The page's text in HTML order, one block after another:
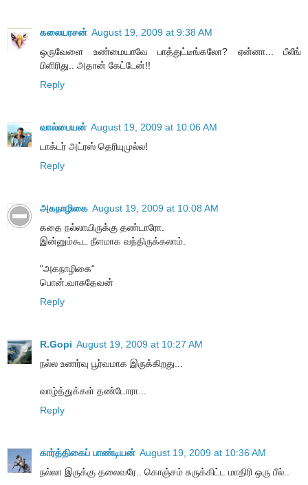
கலையரசன் August 19, 2009 at 9:38 AM
ஒருவேளை உண்மையாவே பாத்துட்டீங்கலோ? ஏன்னா... பீலீங்
பிளிரிது.. அதான் கேட்டேன்!!
Reply
வால்பையன் August 19, 2009 at 10:06 AM
டாக்டர் அட்ரஸ் தெரியுமுல்ல!
Reply
அகநாழிகை August 19, 2009 at 10:08 AM
கதை நல்லாயிருக்கு தண்டாரோ.
இன்னும்கூட நீளமாக வந்திருக்கலாம்.
“அகநாழிகை“
பொன்.வாசுதேவன்
Reply
R.Gopi August 19, 2009 at 10:27 AM
நல்ல உணர்வு பூர்வமாக இருக்கிறது...
வாழ்த்துக்கள் தண்டோரா...
Reply
கார்த்திகைப் பாண்டியன் August 19, 2009 at 10:36 AM
நல்லா இருக்கு தலைவரே.. கொஞ்சம் சுருக்கிட்ட மாதிரி ஒரு பீல்..